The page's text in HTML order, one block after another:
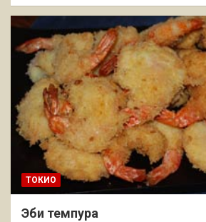
ТОКИО
Эби темпура